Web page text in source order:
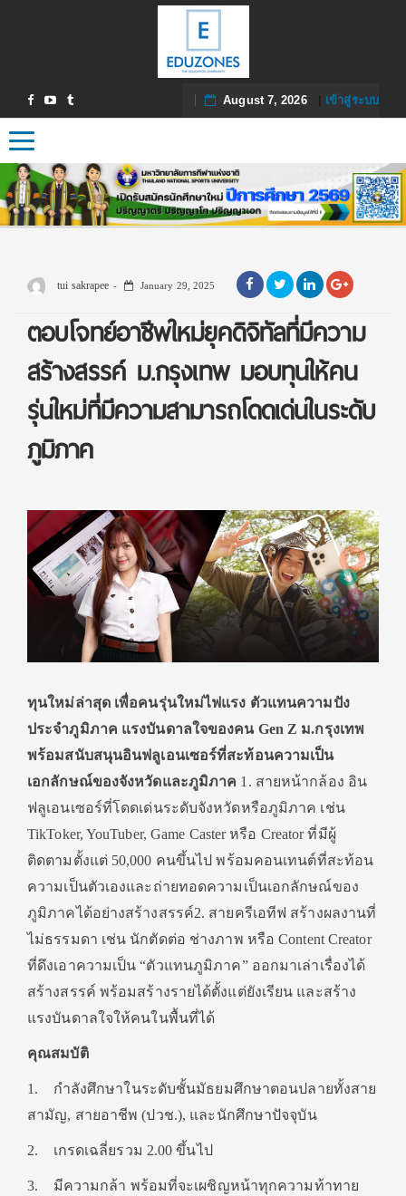
August 7, 2026| เข้าสู่ระบบ
Toggle navigation
tui sakrapee January 29, 2025
ตอบโจทย์อาชีพใหม่ยุคดิจิทัลที่มีความ
สร้างสรรค์ ม.กรุงเทพ มอบทุนให้คน
รุ่นใหม่ที่มีความสามารถโดดเด่นในระดับ
ภูมิภาค
ทุนใหม่ล่าสุด เพื่อคนรุ่นใหม่ไฟแรง ตัวแทนความปัง
ประจำภูมิภาค แรงบันดาลใจของคน Gen Z ม.กรุงเทพ
พร้อมสนับสนุนอินฟลูเอนเซอร์ที่สะท้อนความเป็น
เอกลักษณ์ของจังหวัดและภูมิภาค 1. สายหน้ากล้อง อิน
ฟลูเอนเซอร์ที่โดดเด่นระดับจังหวัดหรือภูมิภาค เช่น
TikToker, YouTuber, Game Caster หรือ Creator ที่มีผู้
ติดตามตั้งแต่ 50,000 คนขึ้นไป พร้อมคอนเทนต์ที่สะท้อน
ความเป็นตัวเองและถ่ายทอดความเป็นเอกลักษณ์ของ
ภูมิภาคได้อย่างสร้างสรรค์2. สายครีเอทีฟ สร้างผลงานที่
ไม่ธรรมดา เช่น นักตัดต่อ ช่างภาพ หรือ Content Creator
ที่ดึงเอาความเป็น “ตัวแทนภูมิภาค” ออกมาเล่าเรื่องได้
สร้างสรรค์ พร้อมสร้างรายได้ตั้งแต่ยังเรียน และสร้าง
แรงบันดาลใจให้คนในพื้นที่ได้
คุณสมบัติ
1. กําลังศึกษาในระดับชั้นมัธยมศึกษาตอนปลายทั้งสาย
สามัญ, สายอาชีพ (ปวช.), และนักศึกษาปัจจุบัน
2. เกรดเฉลี่ยรวม 2.00 ขึ้นไป
3. มีความกล้า พร้อมที่จะเผชิญหน้าทุกความท้าทาย